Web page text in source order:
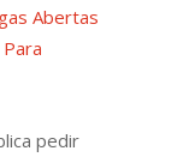
Abertas
pedir